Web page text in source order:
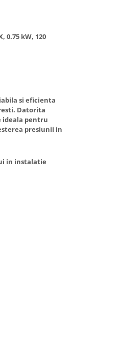
0.75 kW, 120
si eficienta
Datorita
ideala pentru
presiunii in
in instalatie